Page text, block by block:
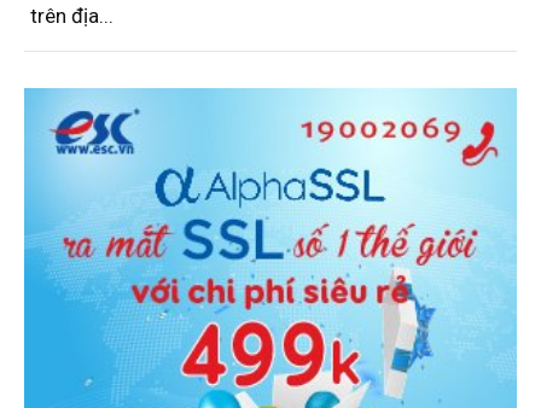
trên địa...